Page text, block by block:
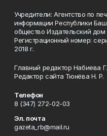
Учредители: Агентство по
информации Республики
общество Издательский
Регистрационный номер:
2018 г.
Главный редактор Набиева
Редактор сайта Тюнёва Н. Р.
Телефон
8 (347) 272-02-03
Эл. почта
gazeta_rb@mail.ru